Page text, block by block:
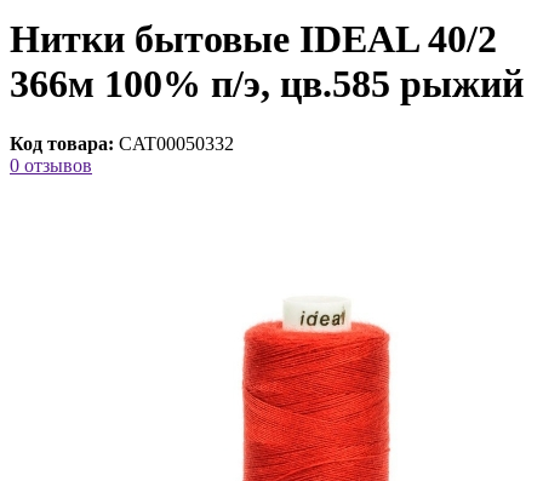
Нитки бытовые IDEAL 40/2
366м 100% п/э, цв.585 рыжий
Код товара: CAT00050332
0 отзывов